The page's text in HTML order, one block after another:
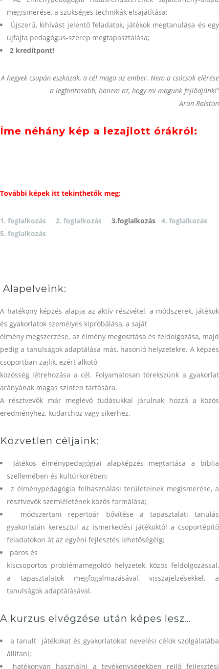
megismerése, a szükséges technikák elsajátítása;
Újszerű, kihívást jelentő feladatok, játékok megtanulása és egy
újfajta pedagógus-szerep megtapasztalása;
2 kreditpont!
A hegyek csupán eszközök, a cél maga az ember. Nem a csúcsok elérése
a legfontosabb, hanem az, hogy mi magunk fejlődjünk!”
Aron Ralston
Íme néhány kép a lezajlott órákról:
További képek itt tekinthetők meg:
1. foglalkozás 2. foglalkozás 3.foglalkozás 4. foglalkozás
5. foglalkozás
Alapelveink:
A hatékony képzés alapja az aktív részvétel, a módszerek, játékok
és gyakorlatok személyes kipróbálása, a saját
élmény megszerzése, az élmény megosztása és feldolgozása, majd
pedig a tanulságok adaptálása más, hasonló helyzetekre. A képzés
csoportban zajlik, ezért alkotó
közösség létrehozása a cél. Folyamatosan törekszünk a gyakorlat
arányának magas szinten tartására.
A résztvevők már meglévő tudásukkal járulnak hozzá a közös
eredményhez, kudarchoz vagy sikerhez.
Közvetlen céljaink:
Játékos élménypedagógiai alapképzés megtartása a biblia
szellemében és kultúrkörében;
z élménypedagógia felhasználási területeinek megismerése, a
résztvevők szemléletének közös formálása;
módszertani repertoár bővítése a tapasztalati tanulás
gyakorlatán keresztül az ismerkedési játékoktól a csoportépítő
feladatokon át az egyéni fejlesztés lehetőségéig;
páros és
kiscsoportos problémamegoldó helyzetek, közös feldolgozással,
a tapasztalatok megfogalmazásával, visszajelzésekkel, a
tanulságok adaptálásával.
A kurzus elvégzése után képes lesz…
a tanult játékokat és gyakorlatokat nevelési célok szolgálatába
állítani;
hatékonyan használni a tevékenységekben rejlő fejlesztési